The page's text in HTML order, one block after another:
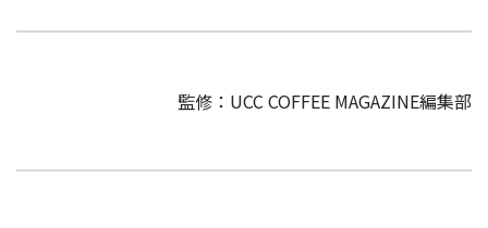
監修：UCC COFFEE MAGAZINE編集部